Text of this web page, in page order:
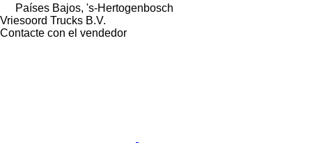
Países Bajos, 's-Hertogenbosch
Vriesoord Trucks B.V.
Contacte con el vendedor